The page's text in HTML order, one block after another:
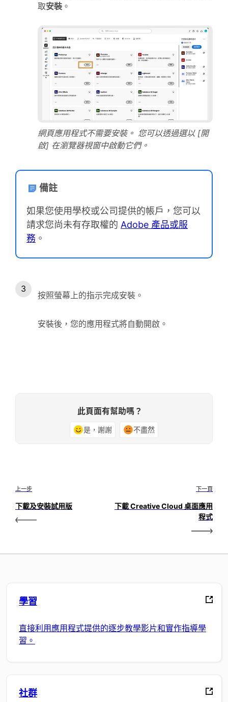
取安裝 。
網頁應用程式不需要安裝。 您可以透過選以 [開
啟] 在瀏覽器視窗中啟動它們。
備註
如果您使用學校或公司提供的帳戶，您可以
請求您尚未有存取權的 Adobe 產品或服
務 。
按照螢幕上的指示完成安裝。
安裝後，您的應用程式將自動開啟。
此頁面有幫助嗎？
是，謝謝 不盡然
上一步
下載及安裝試用版
下一頁
下載 Creative Cloud 桌面應用
程式
學習
直接利用應用程式提供的逐步教學影片和實作指導學
習。
社群